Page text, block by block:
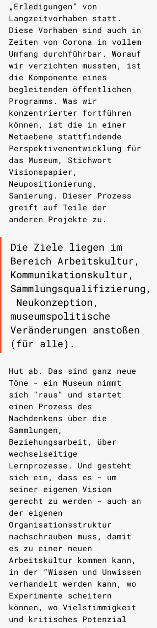
„Erledigungen" von
Langzeitvorhaben statt.
Diese Vorhaben sind auch in
Zeiten von Corona in vollem
Umfang durchführbar. Worauf
wir verzichten mussten, ist
die Komponente eines
begleitenden öffentlichen
Programms. Was wir
konzentrierter fortführen
können, ist die in einer
Metaebene stattfindende
Perspektivenentwicklung für
das Museum, Stichwort
Visionspapier,
Neupositionierung,
Sanierung. Dieser Prozess
greift auf Teile der
anderen Projekte zu.
Die Ziele liegen im
Bereich Arbeitskultur,
Kommunikationskultur,
Sammlungsqualifizierung,
Neukonzeption,
museumspolitische
Veränderungen anstoßen
(für alle).
Hut ab. Das sind ganz neue
Töne - ein Museum nimmt
sich "raus" und startet
einen Prozess des
Nachdenkens über die
Sammlungen,
Beziehungsarbeit, über
wechselseitige
Lernprozesse. Und gesteht
sich ein, dass es - um
seiner eigenen Vision
gerecht zu werden - auch an
der eigenen
Organisationsstruktur
nachschrauben muss, damit
es zu einer neuen
Arbeitskultur kommen kann,
in der “Wissen und Unwissen
verhandelt werden kann, wo
Experimente scheitern
können, wo Vielstimmigkeit
und kritisches Potenzial